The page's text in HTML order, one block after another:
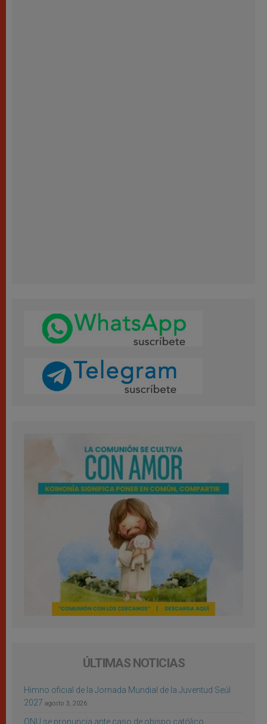
ÚLTIMAS NOTICIAS
Himno oficial de la Jornada Mundial de la Juventud Seúl
2027 agosto 3, 2026
ONU se pronuncia ante caso de obispo católico